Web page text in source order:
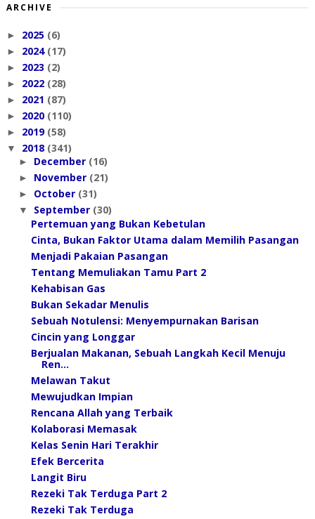
ARCHIVE
► 2025 (6)
► 2024 (17)
► 2023 (2)
► 2022 (28)
► 2021 (87)
► 2020 (110)
► 2019 (58)
▼ 2018 (341)
► December (16)
► November (21)
► October (31)
▼ September (30)
Pertemuan yang Bukan Kebetulan
Cinta, Bukan Faktor Utama dalam Memilih Pasangan
Menjadi Pakaian Pasangan
Tentang Memuliakan Tamu Part 2
Kehabisan Gas
Bukan Sekadar Menulis
Sebuah Notulensi: Menyempurnakan Barisan
Cincin yang Longgar
Berjualan Makanan, Sebuah Langkah Kecil Menuju
Ren...
Melawan Takut
Mewujudkan Impian
Rencana Allah yang Terbaik
Kolaborasi Memasak
Kelas Senin Hari Terakhir
Efek Bercerita
Langit Biru
Rezeki Tak Terduga Part 2
Rezeki Tak Terduga